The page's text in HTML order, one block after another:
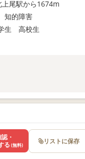
尾駅から1674m
的障害
生 高校生
・
る (無料) リストに保存